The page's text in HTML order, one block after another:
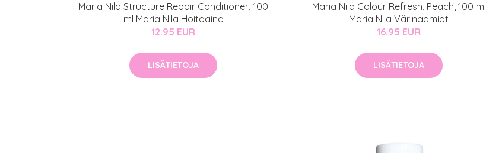
Maria Nila Structure Repair Conditioner, 100
ml Maria Nila Hoitoaine
12.95 EUR
LISÄTIETOJA
Maria Nila Colour Refresh, Peach, 100 ml
Maria Nila Värinaamiot
16.95 EUR
LISÄTIETOJA